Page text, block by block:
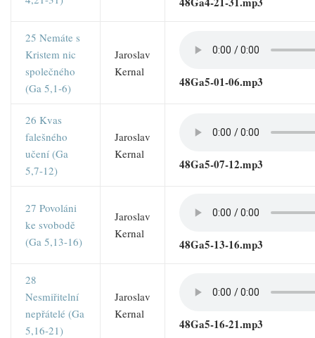
25 Nemáte s
Kristem nic
společného
(Ga 5,1-6)
Jaroslav
Kernal
48Ga5-01-06.mp3
26 Kvas
falešného
učení (Ga
5,7-12)
Jaroslav
Kernal
48Ga5-07-12.mp3
27 Povoláni
ke svobodě
(Ga 5,13-16)
Jaroslav
Kernal
48Ga5-13-16.mp3
28
Nesmiřitelní
nepřátelé (Ga
5,16-21)
Jaroslav
Kernal
48Ga5-16-21.mp3